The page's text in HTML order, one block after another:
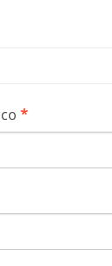
*